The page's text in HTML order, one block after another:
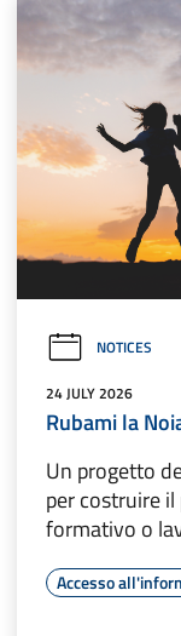
NOTICES
24 JULY 2026
Rubami la
Un progetto
per costruire
formativo o
Accesso